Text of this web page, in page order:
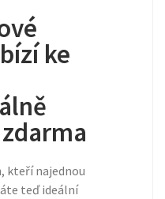
ke
kteří najednou
teď ideální